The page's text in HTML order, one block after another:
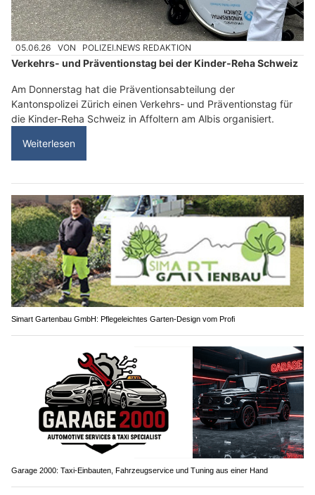
05.06.26 VON POLIZEI.NEWS REDAKTION
Verkehrs- und Präventionstag bei der Kinder-Reha Schweiz
Am Donnerstag hat die Präventionsabteilung der
Kantonspolizei Zürich einen Verkehrs- und Präventionstag für
die Kinder-Reha Schweiz in Affoltern am Albis organisiert.
Weiterlesen
Simart Gartenbau GmbH: Pflegeleichtes Garten-Design vom Profi
Garage 2000: Taxi-Einbauten, Fahrzeugservice und Tuning aus einer Hand